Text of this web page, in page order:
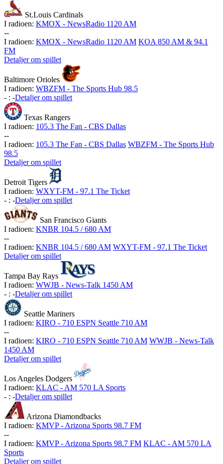
St.Louis Cardinals
I radioen: KMOX - NewsRadio 1120 AM
--
I radioen: KMOX - NewsRadio 1120 AM KOA 850 AM & 94.1
FM
Detaljer om spillet
Baltimore Orioles
I radioen: WBZFM - The Sports Hub 98.5
- : -Detaljer om spillet
Texas Rangers
I radioen: 105.3 The Fan - CBS Dallas
--
I radioen: 105.3 The Fan - CBS Dallas WBZFM - The Sports Hub
98.5
Detaljer om spillet
Detroit Tigers
I radioen: WXYT-FM - 97.1 The Ticket
- : -Detaljer om spillet
San Francisco Giants
I radioen: KNBR 104.5 / 680 AM
--
I radioen: KNBR 104.5 / 680 AM WXYT-FM - 97.1 The Ticket
Detaljer om spillet
Tampa Bay Rays
I radioen: WWJB - News-Talk 1450 AM
- : -Detaljer om spillet
Seattle Mariners
I radioen: KIRO - 710 ESPN Seattle 710 AM
--
I radioen: KIRO - 710 ESPN Seattle 710 AM WWJB - News-Talk
1450 AM
Detaljer om spillet
Los Angeles Dodgers
I radioen: KLAC - AM 570 LA Sports
- : -Detaljer om spillet
Arizona Diamondbacks
I radioen: KMVP - Arizona Sports 98.7 FM
--
I radioen: KMVP - Arizona Sports 98.7 FM KLAC - AM 570 LA
Sports
Detaljer om spillet